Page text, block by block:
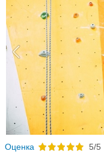
Previous
Oценка 5/5